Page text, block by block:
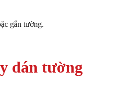
gắn tường.
dán tường